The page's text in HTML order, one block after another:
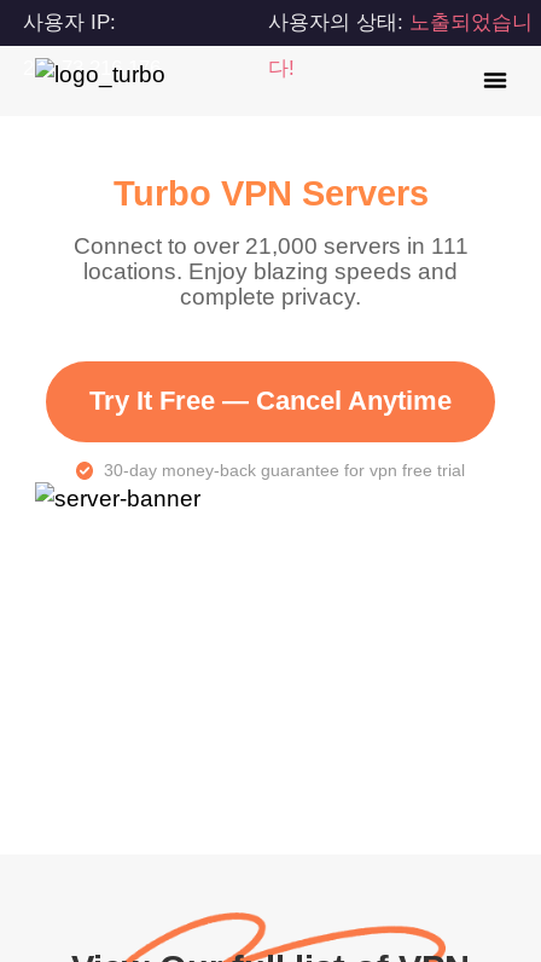
사용자 IP:
216.73.216.176
사용자의 상태: 노출되었습니
다!
Turbo VPN Servers
Connect to over 21,000 servers in 111
locations. Enjoy blazing speeds and
complete privacy.
Try It Free — Cancel Anytime
30-day money-back guarantee for vpn free trial